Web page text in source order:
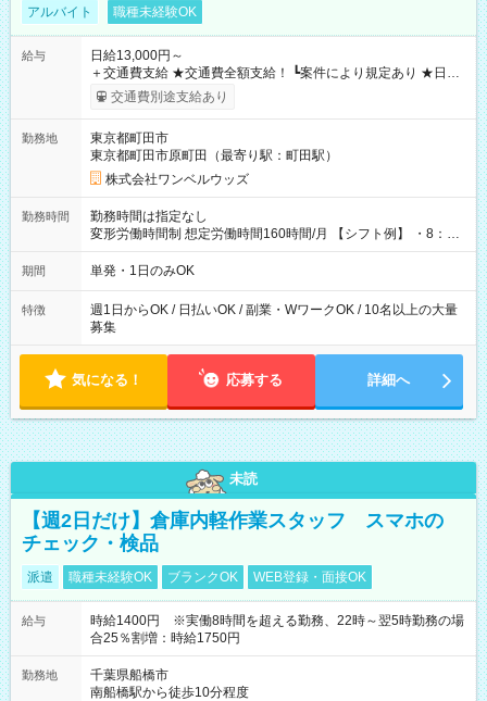
アルバイト 職種未経験OK
給与
日給13,000円～
＋交通費支給 ★交通費全額支給！ ┗案件により規定あり ★日払
いOK！（規定あり） ┗働いたその日に現金GET♪ お仕事後はコ
ンビニATMから 日払い分を引き落とせます！ 【試用期間】試
交通費別途支給あり
勤務地
東京都町田市
東京都町田市原町田（最寄り駅：町田駅）
株式会社ワンベルウッズ
勤務時間
勤務時間は指定なし
変形労働時間制 想定労働時間160時間/月 【シフト例】 ・8：00
～21：00
期間 単発・1日のみOK
特徴
週1日からOK / 日払いOK / 副業・WワークOK / 10名以上の大量
募集
気になる！ 応募する 詳細へ
未読
【週2日だけ】倉庫内軽作業スタッフ スマホの
チェック・検品
派遣 職種未経験OK ブランクOK WEB登録・面接OK
給与
時給1400円 ※実働8時間を超える勤務、22時～翌5時勤務の場
合25％割増：時給1750円
勤務地
千葉県船橋市
南船橋駅から徒歩10分程度